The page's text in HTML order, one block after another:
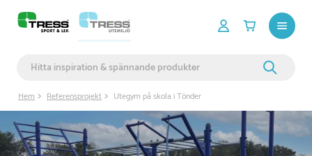
Hem Referensprojekt Utegym på skola i Tönder